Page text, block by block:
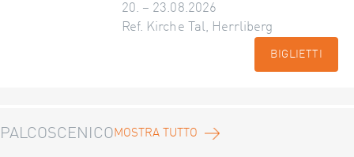
20. – 23.08.2026
Ref. Kirche Tal, Herrliberg
BIGLIETTI
PALCOSCENICOMOSTRA TUTTO